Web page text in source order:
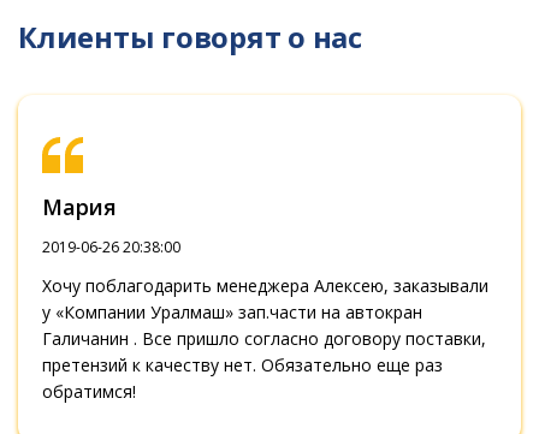
Клиенты говорят о нас
Мария
2019-06-26 20:38:00
Хочу поблагодарить менеджера Алексею, заказывали
у «Компании Уралмаш» зап.части на автокран
Галичанин . Все пришло согласно договору поставки,
претензий к качеству нет. Обязательно еще раз
обратимся!